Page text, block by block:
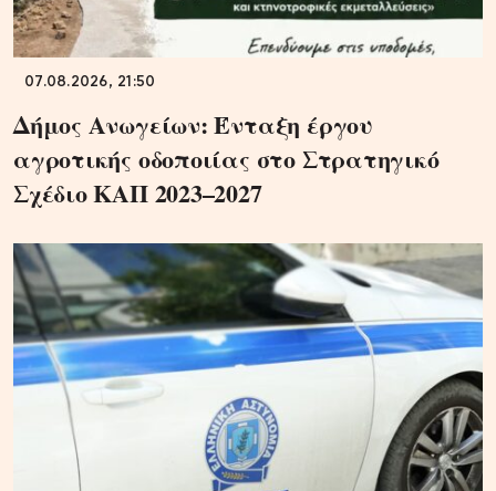
07.08.2026, 21:50
Δήμος Ανωγείων: Ένταξη έργου
αγροτικής οδοποιίας στο Στρατηγικό
Σχέδιο ΚΑΠ 2023–2027